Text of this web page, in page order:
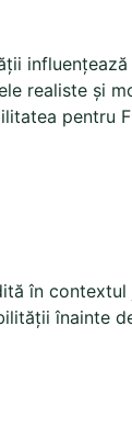
realiste și
pentru
în contextul
înainte